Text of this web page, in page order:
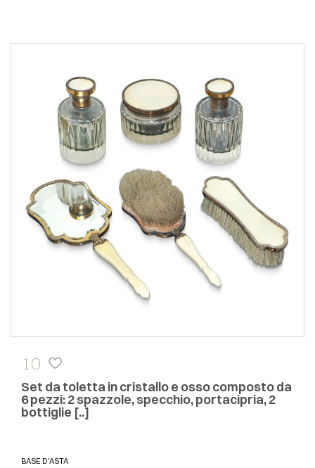
10
Set da toletta in cristallo e osso composto da
6 pezzi: 2 spazzole, specchio, portacipria, 2
bottiglie [..]
BASE D'ASTA